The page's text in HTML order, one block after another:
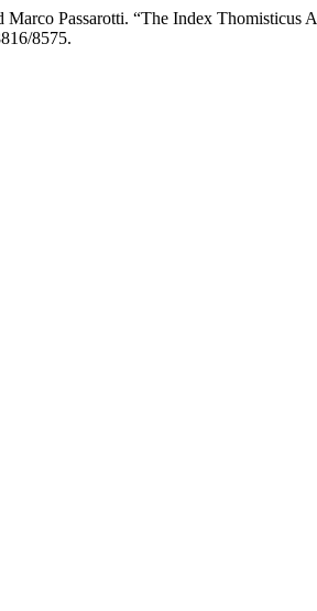
Passarotti. “The Index Thomisticus
8575.